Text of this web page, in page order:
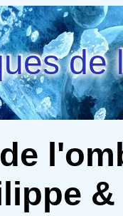
de